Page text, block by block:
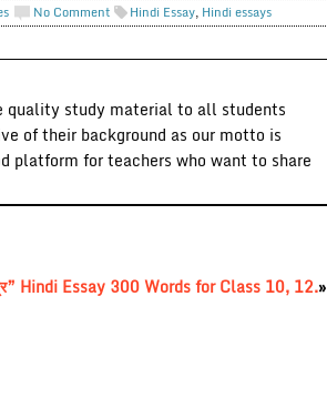
No Comment Hindi Essay, Hindi essays
quality study material to all students
of their background as our motto is
platform for teachers who want to share
Hindi Essay 300 Words for Class 10, 12.»